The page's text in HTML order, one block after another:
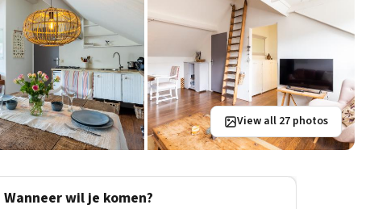
View all 27 photos
Wanneer wil je komen?